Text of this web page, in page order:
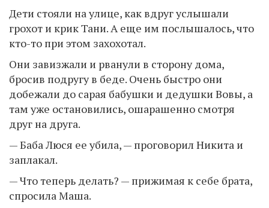
Дети стояли на улице, как вдруг услышали
грохот и крик Тани. А еще им послышалось, что
кто-то при этом захохотал.
Они завизжали и рванули в сторону дома,
бросив подругу в беде. Очень быстро они
добежали до сарая бабушки и дедушки Вовы, а
там уже остановились, ошарашенно смотря
друг на друга.
— Баба Люся ее убила, — проговорил Никита и
заплакал.
— Что теперь делать? — прижимая к себе брата,
спросила Маша.